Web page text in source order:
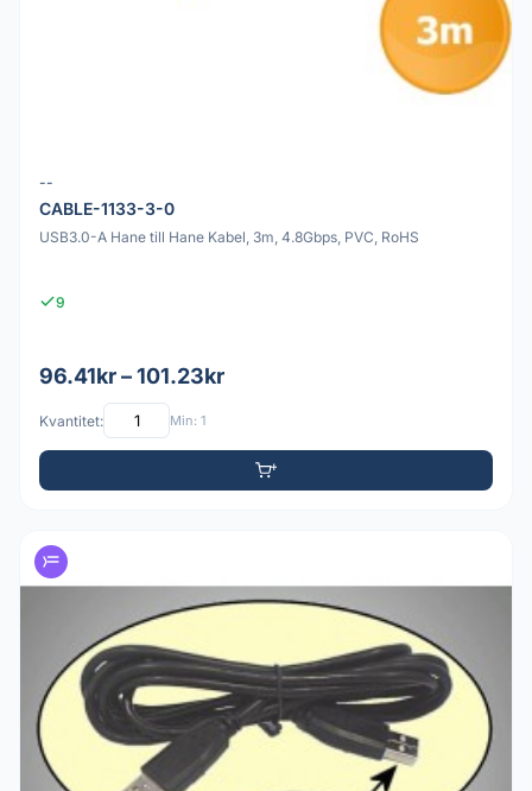
--
CABLE-1133-3-0
USB3.0-A Hane till Hane Kabel, 3m, 4.8Gbps, PVC, RoHS
9
96.41kr – 101.23kr
Kvantitet: Min: 1